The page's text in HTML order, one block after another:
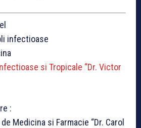
infectioase
si Tropicale “Dr. Victor
:
Medicina si Farmacie “Dr. Carol